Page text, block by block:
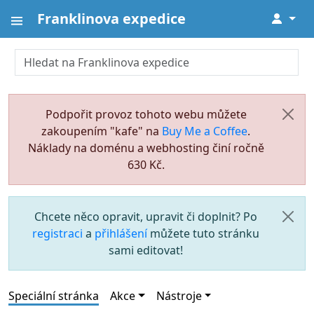
Franklinova expedice ↓
Podpořit provoz tohoto webu můžete
zakoupením "kafe" na Buy Me a Coffee.
Náklady na doménu a webhosting činí ročně
630 Kč.
Chcete něco opravit, upravit či doplnit? Po
registraci a přihlášenímůžete tuto stránku
sami editovat!
Speciální stránka Akce Nástroje